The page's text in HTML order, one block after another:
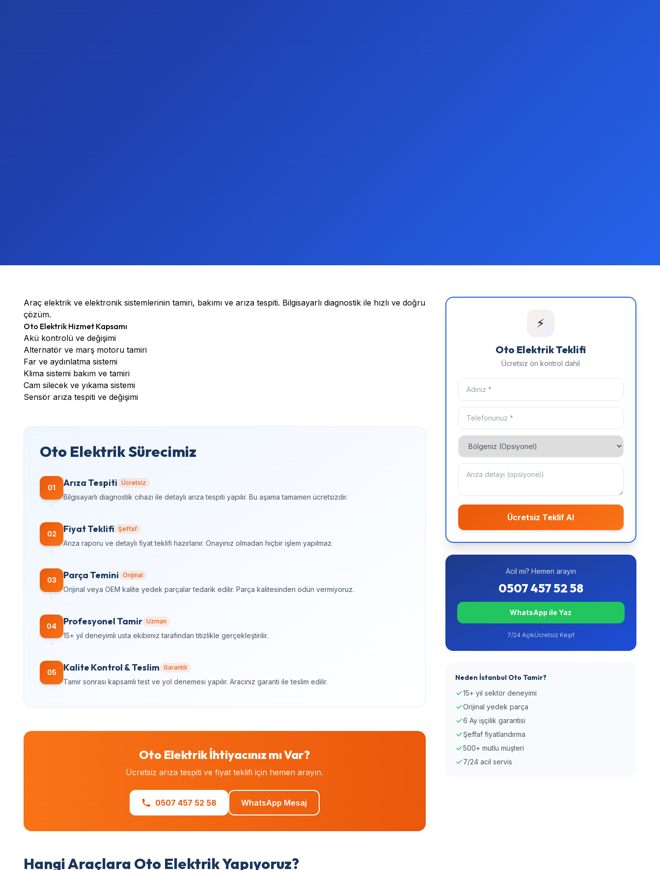
Araç elektrik ve elektronik sistemlerinin tamiri, bakımı ve arıza tespiti. Bilgisayarlı diagnostik ile hızlı ve doğru
çözüm.
Oto Elektrik Hizmet Kapsamı
Akü kontrolü ve değişimi
Alternatör ve marş motoru tamiri
Far ve aydınlatma sistemi
Klima sistemi bakım ve tamiri
Cam silecek ve yıkama sistemi
Sensör arıza tespiti ve değişimi
Oto Elektrik Sürecimiz
01 Arıza Tespiti Ücretsiz
Bilgisayarlı diagnostik cihazı ile detaylı arıza tespiti yapılır. Bu aşama tamamen ücretsizdir.
02 Fiyat Teklifi Şeffaf
Arıza raporu ve detaylı fiyat teklifi hazırlanır. Onayınız olmadan hiçbir işlem yapılmaz.
03 Parça Temini Orijinal
Orijinal veya OEM kalite yedek parçalar tedarik edilir. Parça kalitesinden ödün vermiyoruz.
04 Profesyonel Tamir Uzman
15+ yıl deneyimli usta ekibimiz tarafından titizlikle gerçekleştirilir.
05 Kalite Kontrol & Teslim Garantili
Tamir sonrası kapsamlı test ve yol denemesi yapılır. Aracınız garanti ile teslim edilir.
Oto Elektrik İhtiyacınız mı Var?
Ücretsiz arıza tespiti ve fiyat teklifi için hemen arayın.
0507 457 52 58 WhatsApp Mesaj
Hangi Araçlara Oto Elektrik Yapıyoruz?
⚡
Oto Elektrik Teklifi
Ücretsiz ön kontrol dahil
Ücretsiz Teklif Al
Acil mi? Hemen arayın
0507 457 52 58
WhatsApp ile Yaz
7/24 AçıkÜcretsiz Keşif
Neden İstanbul Oto Tamir?
15+ yıl sektör deneyimi
Orijinal yedek parça
6 Ay işçilik garantisi
Şeffaf fiyatlandırma
500+ mutlu müşteri
7/24 acil servis